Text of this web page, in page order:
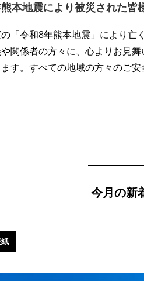
本地震により被災された皆
「令和8年熊本地震」により亡
関係者の方々に、心よりお見
す。すべての地域の方々のご
今月の新